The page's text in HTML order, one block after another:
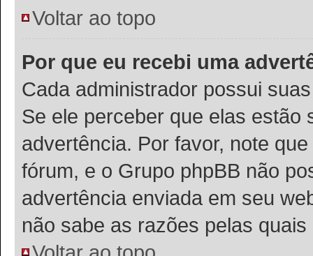
Voltar ao topo
Por que eu recebi uma
Cada administrador possui
Se ele perceber que elas
advertência. Por favor, note
fórum, e o Grupo phpBB não
advertência enviada em seu
não sabe as razões pelas